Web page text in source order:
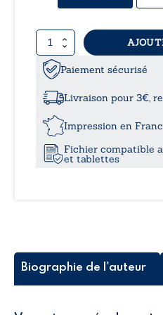
quantité
de
Livre
blanc
Paiement sécurisé
Livraison pour 3€,
Impression en
Fichier compatible
et tablettes
Biographie de l'auteur